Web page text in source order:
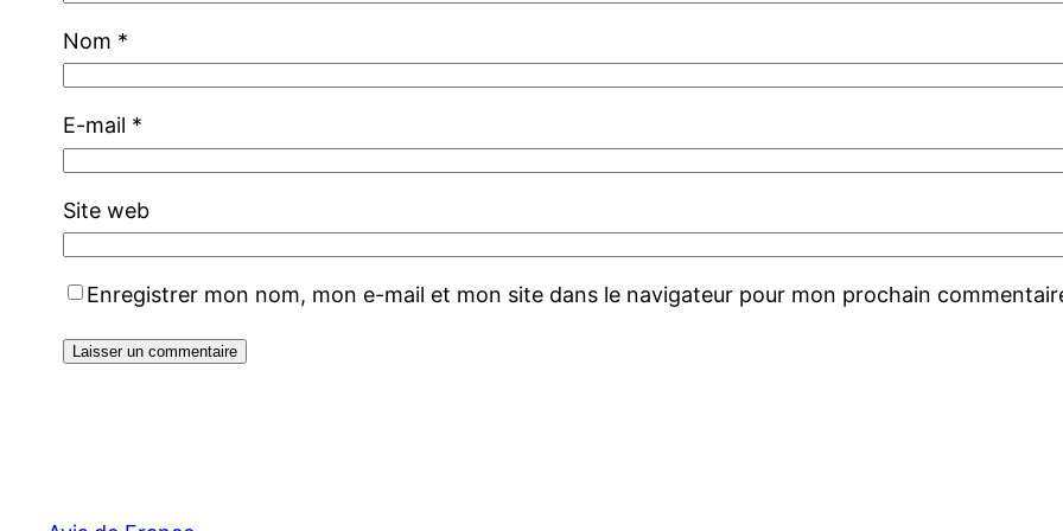
Nom *
E-mail *
Site web
Enregistrer mon nom, mon e-mail et mon site dans le navigateur pour mon prochain